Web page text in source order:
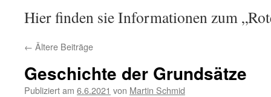
Hier finden sie Informationen zum
← Ältere Beiträge
Geschichte der Grundsätze
Publiziert am 6.6.2021 von Martin Schmid